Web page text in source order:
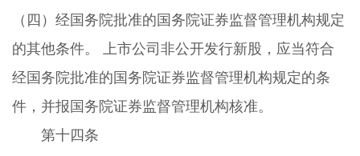
（四）经国务院批准的国务院证券监督管理机构规定
的其他条件。 上市公司非公开发行新股，应当符合
经国务院批准的国务院证券监督管理机构规定的条
件，并报国务院证券监督管理机构核准。
第十四条